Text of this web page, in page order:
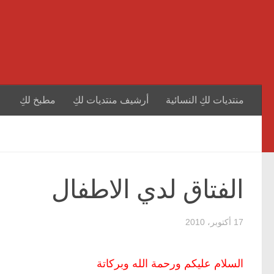
منتديات لكِ النسائية أرشيف منتديات لكِ مطبخ لكِ
الفتاق لدي الاطفال
17 أكتوبر، 2010
السلام عليكم ورحمة الله وبركاتة